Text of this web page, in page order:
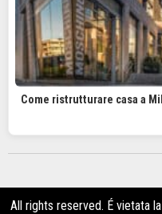
Come ristrutturare casa a
All rights reserved. É vietata